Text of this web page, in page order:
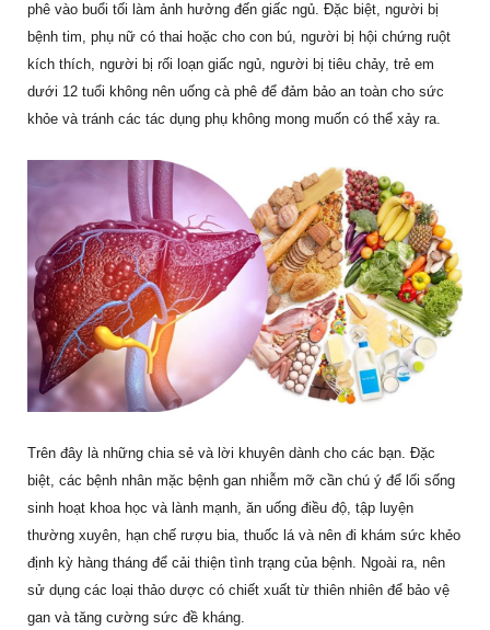
phê vào buổi tối làm ảnh hưởng đến giấc ngủ. Đặc biệt, người bị
bệnh tim, phụ nữ có thai hoặc cho con bú, người bị hội chứng ruột
kích thích, người bị rối loạn giấc ngủ, người bị tiêu chảy, trẻ em
dưới 12 tuổi không nên uống cà phê để đảm bảo an toàn cho sức
khỏe và tránh các tác dụng phụ không mong muốn có thể xảy ra.
Trên đây là những chia sẻ và lời khuyên dành cho các bạn. Đặc
biệt, các bệnh nhân mặc bệnh gan nhiễm mỡ cần chú ý để lối sống
sinh hoạt khoa học và lành mạnh, ăn uống điều độ, tập luyện
thường xuyên, hạn chế rượu bia, thuốc lá và nên đi khám sức khẻo
định kỳ hàng tháng để cải thiện tình trạng của bệnh. Ngoài ra, nên
sử dụng các loại thảo dược có chiết xuất từ thiên nhiên để bảo vệ
gan và tăng cường sức đề kháng.